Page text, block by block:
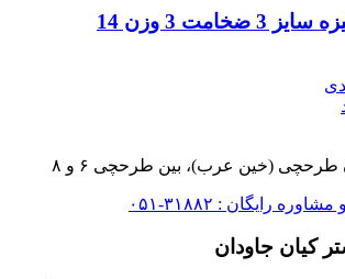
3 وزن 14
طرحچی (خین عرب)، بین طرحچی ۶ و ۸
رایگان : ۳۱۸۸۲-۰۵۱
کیان جاودان